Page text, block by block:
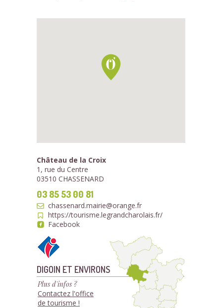
Château de la Croix
1, rue du Centre
03510 CHASSENARD
03 85 53 00 81
chassenard.mairie@orange.fr
https://tourisme.legrandcharolais.fr/
Facebook
DIGOIN ET ENVIRONS
Plus d'infos ?
Contactez l'office
de tourisme !